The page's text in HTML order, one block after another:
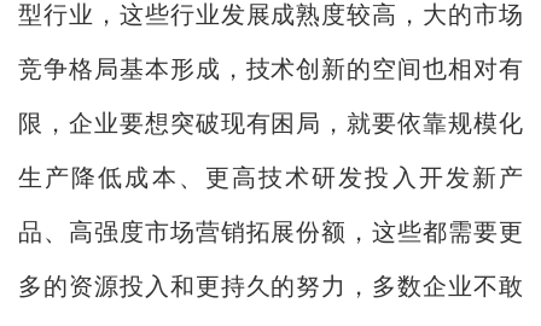
型行业，这些行业发展成熟度较高，大的市场
竞争格局基本形成，技术创新的空间也相对有
限，企业要想突破现有困局，就要依靠规模化
生产降低成本、更高技术研发投入开发新产
品、高强度市场营销拓展份额，这些都需要更
多的资源投入和更持久的努力，多数企业不敢